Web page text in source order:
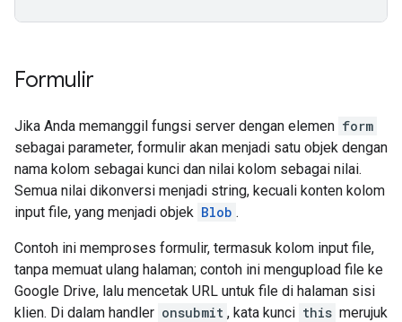
Formulir
Jika Anda memanggil fungsi server dengan elemen form
sebagai parameter, formulir akan menjadi satu objek dengan
nama kolom sebagai kunci dan nilai kolom sebagai nilai.
Semua nilai dikonversi menjadi string, kecuali konten kolom
input file, yang menjadi objek Blob .
Contoh ini memproses formulir, termasuk kolom input file,
tanpa memuat ulang halaman; contoh ini mengupload file ke
Google Drive, lalu mencetak URL untuk file di halaman sisi
klien. Di dalam handler onsubmit , kata kunci this merujuk